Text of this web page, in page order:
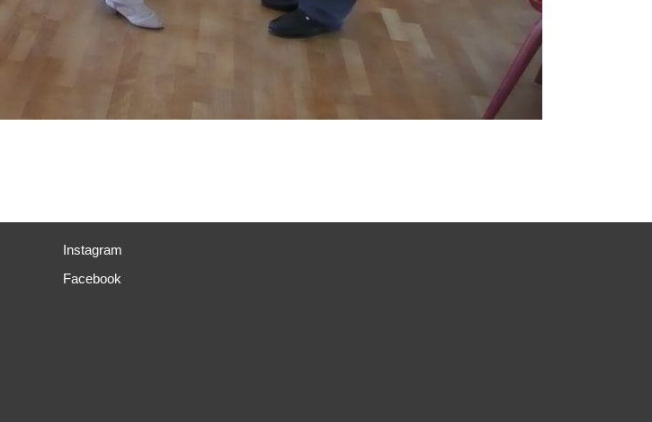
Instagram
Facebook